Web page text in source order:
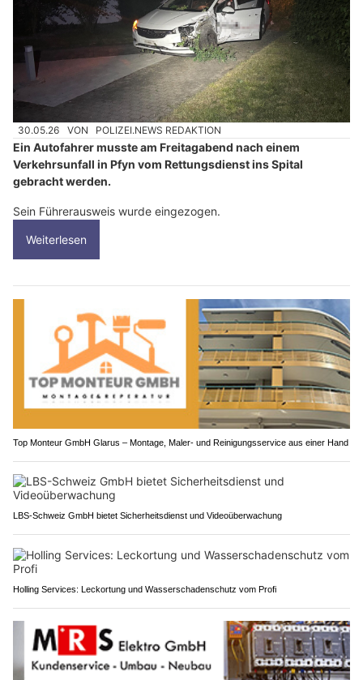
30.05.26 VON POLIZEI.NEWS REDAKTION
Ein Autofahrer musste am Freitagabend nach einem
Verkehrsunfall in Pfyn vom Rettungsdienst ins Spital
gebracht werden.
Sein Führerausweis wurde eingezogen.
Weiterlesen
Top Monteur GmbH Glarus – Montage, Maler- und Reinigungsservice aus einer Hand
LBS-Schweiz GmbH bietet Sicherheitsdienst und Videoüberwachung
Holling Services: Leckortung und Wasserschadenschutz vom Profi